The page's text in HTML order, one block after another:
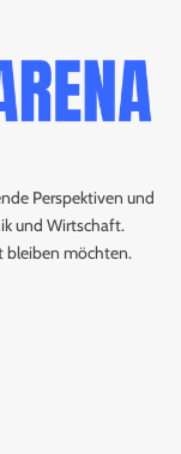
Perspektiven und
und Wirtschaft.
bleiben möchten.